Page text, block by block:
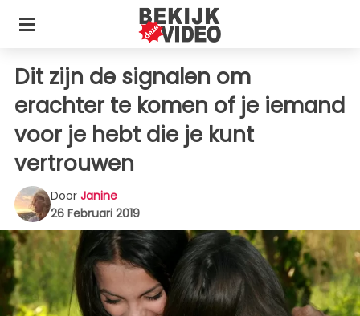
Dit zijn de signalen om
erachter te komen of je iemand
voor je hebt die je kunt
vertrouwen
Door Janine
26 Februari 2019